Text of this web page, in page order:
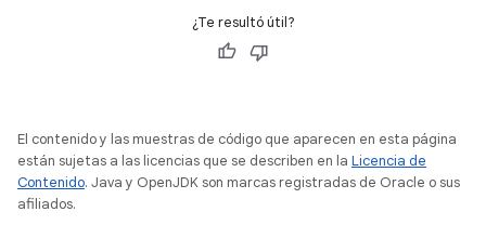
¿Te resultó útil?
El contenido y las muestras de código que aparecen en esta página
están sujetas a las licencias que se describen en la Licencia de
Contenido. Java y OpenJDK son marcas registradas de Oracle o sus
afiliados.